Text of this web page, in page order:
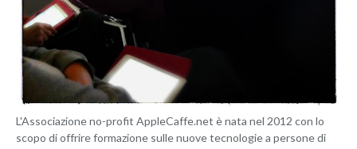
L'Associazione no-profit AppleCaffe.net è nata nel 2012 con lo
scopo di offrire formazione sulle nuove tecnologie a persone di